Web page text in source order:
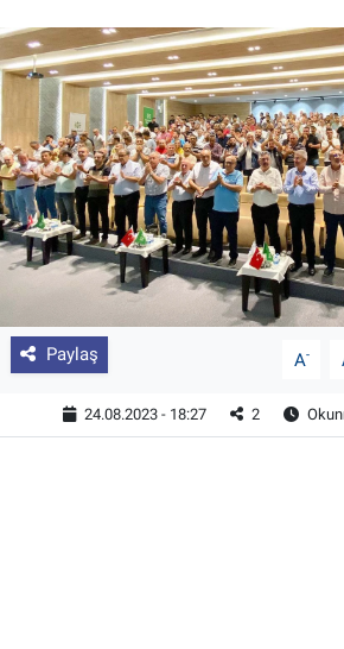
Paylaş A-
24.08.2023 - 18:27 2
Yetiştirici Soruyor
Dünyada Tarım
Üretici Birlikleri
Şeker ve Şekerli Mamüller
Tahıllar ve Baklagiller
Tohum